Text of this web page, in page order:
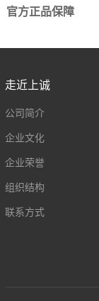
官方正品保障
走近上诚
公司简介
企业文化
企业荣誉
组织结构
联系方式